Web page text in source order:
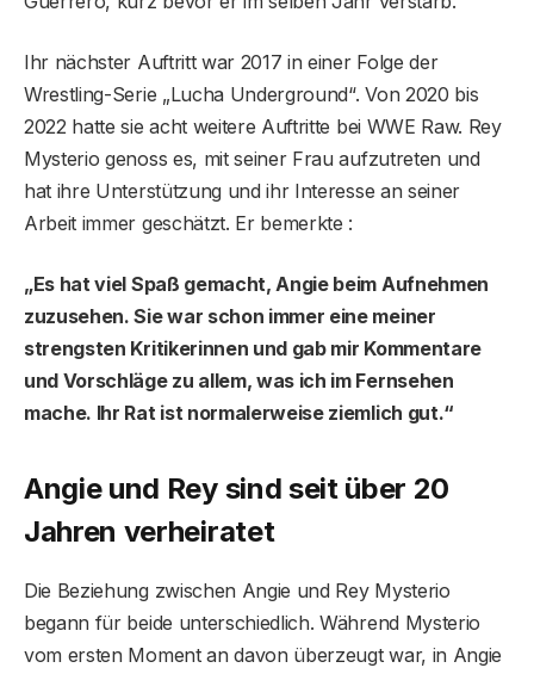
Ihr nächster Auftritt war 2017 in einer Folge der
Wrestling-Serie „Lucha Underground“. Von 2020 bis
2022 hatte sie acht weitere Auftritte bei WWE Raw. Rey
Mysterio genoss es, mit seiner Frau aufzutreten und
hat ihre Unterstützung und ihr Interesse an seiner
Arbeit immer geschätzt. Er bemerkte :
„Es hat viel Spaß gemacht, Angie beim Aufnehmen
zuzusehen. Sie war schon immer eine meiner
strengsten Kritikerinnen und gab mir Kommentare
und Vorschläge zu allem, was ich im Fernsehen
mache. Ihr Rat ist normalerweise ziemlich gut.“
Angie und Rey sind seit über 20
Jahren verheiratet
Die Beziehung zwischen Angie und Rey Mysterio
begann für beide unterschiedlich. Während Mysterio
vom ersten Moment an davon überzeugt war, in Angie